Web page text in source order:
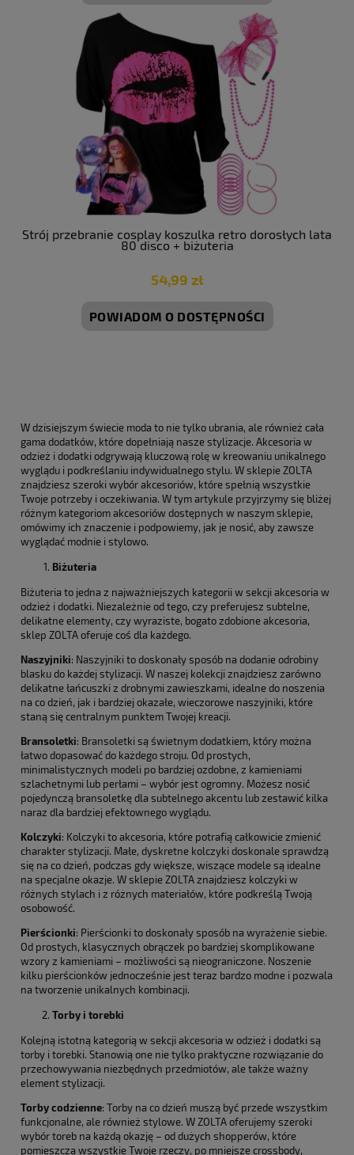
Strój przebranie cosplay koszulka retro dorosłych lata
80 disco + biżuteria
54,99 zł
POWIADOM O DOSTĘPNOŚCI
W dzisiejszym świecie moda to nie tylko ubrania, ale również cała
gama dodatków, które dopełniają nasze stylizacje. Akcesoria w
odzież i dodatki odgrywają kluczową rolę w kreowaniu unikalnego
wyglądu i podkreślaniu indywidualnego stylu. W sklepie ZOLTA
znajdziesz szeroki wybór akcesoriów, które spełnią wszystkie
Twoje potrzeby i oczekiwania. W tym artykule przyjrzymy się bliżej
różnym kategoriom akcesoriów dostępnych w naszym sklepie,
omówimy ich znaczenie i podpowiemy, jak je nosić, aby zawsze
wyglądać modnie i stylowo.
Biżuteria
Biżuteria to jedna z najważniejszych kategorii w sekcji akcesoria w
odzież i dodatki. Niezależnie od tego, czy preferujesz subtelne,
delikatne elementy, czy wyraziste, bogato zdobione akcesoria,
sklep ZOLTA oferuje coś dla każdego.
Naszyjniki: Naszyjniki to doskonały sposób na dodanie odrobiny
blasku do każdej stylizacji. W naszej kolekcji znajdziesz zarówno
delikatne łańcuszki z drobnymi zawieszkami, idealne do noszenia
na co dzień, jak i bardziej okazałe, wieczorowe naszyjniki, które
staną się centralnym punktem Twojej kreacji.
Bransoletki: Bransoletki są świetnym dodatkiem, który można
łatwo dopasować do każdego stroju. Od prostych,
minimalistycznych modeli po bardziej ozdobne, z kamieniami
szlachetnymi lub perłami – wybór jest ogromny. Możesz nosić
pojedynczą bransoletkę dla subtelnego akcentu lub zestawić kilka
naraz dla bardziej efektownego wyglądu.
Kolczyki: Kolczyki to akcesoria, które potrafią całkowicie zmienić
charakter stylizacji. Małe, dyskretne kolczyki doskonale sprawdzą
się na co dzień, podczas gdy większe, wiszące modele są idealne
na specjalne okazje. W sklepie ZOLTA znajdziesz kolczyki w
różnych stylach i z różnych materiałów, które podkreślą Twoją
osobowość.
Pierścionki: Pierścionki to doskonały sposób na wyrażenie siebie.
Od prostych, klasycznych obrączek po bardziej skomplikowane
wzory z kamieniami – możliwości są nieograniczone. Noszenie
kilku pierścionków jednocześnie jest teraz bardzo modne i pozwala
na tworzenie unikalnych kombinacji.
Torby i torebki
Kolejną istotną kategorią w sekcji akcesoria w odzież i dodatki są
torby i torebki. Stanowią one nie tylko praktyczne rozwiązanie do
przechowywania niezbędnych przedmiotów, ale także ważny
element stylizacji.
Torby codzienne: Torby na co dzień muszą być przede wszystkim
funkcjonalne, ale również stylowe. W ZOLTA oferujemy szeroki
wybór toreb na każdą okazję – od dużych shopperów, które
pomieszczą wszystkie Twoje rzeczy, po mniejsze crossbody,